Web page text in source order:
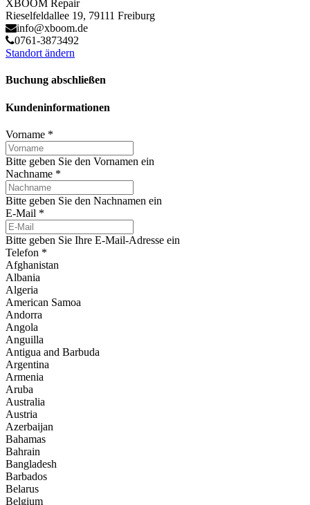
XBOOM Repair
Rieselfeldallee 19, 79111 Freiburg
info@xboom.de
0761-3873492
Standort ändern
Buchung abschließen
Kundeninformationen
Vorname *
Bitte geben Sie den Vornamen ein
Nachname *
Bitte geben Sie den Nachnamen ein
E-Mail *
Bitte geben Sie Ihre E-Mail-Adresse ein
Telefon *
Afghanistan
Albania
Algeria
American Samoa
Andorra
Angola
Anguilla
Antigua and Barbuda
Argentina
Armenia
Aruba
Australia
Austria
Azerbaijan
Bahamas
Bahrain
Bangladesh
Barbados
Belarus
Belgium